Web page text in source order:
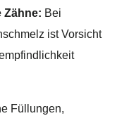
Zähne: Bei
ist Vorsicht
Füllungen,